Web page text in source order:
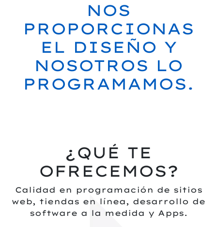
NOS
PROPORCIONAS
EL DISEÑO Y
NOSOTROS LO
PROGRAMAMOS.
¿QUÉ TE
OFRECEMOS?
Calidad en programación de sitios
web, tiendas en línea, desarrollo de
software a la medida y Apps.